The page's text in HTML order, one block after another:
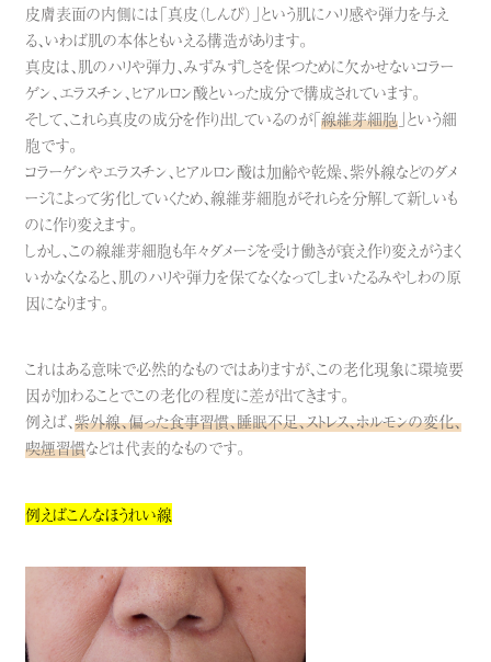
皮膚表面の内側には「真皮（しんぴ）」という肌にハリ感や弾力を与え
る、いわば肌の本体ともいえる構造があります。
真皮は、肌のハリや弾力、みずみずしさを保つために欠かせないコラー
ゲン、エラスチン、ヒアルロン酸といった成分で構成されています。
そして、これら真皮の成分を作り出しているのが「線維芽細胞」という細
胞です。
コラーゲンやエラスチン、ヒアルロン酸は加齢や乾燥、紫外線などのダメ
ージによって劣化していくため、線維芽細胞がそれらを分解して新しいも
のに作り変えます。
しかし、この線維芽細胞も年々ダメージを受け働きが衰え作り変えがうまく
いかなくなると、肌のハリや弾力を保てなくなってしまいたるみやしわの原
因になります。
これはある意味で必然的なものではありますが、この老化現象に環境要
因が加わることでこの老化の程度に差が出てきます。
例えば、紫外線、偏った食事習慣、睡眠不足、ストレス、ホルモンの変化、
喫煙習慣などは代表的なものです。
例えばこんなほうれい線